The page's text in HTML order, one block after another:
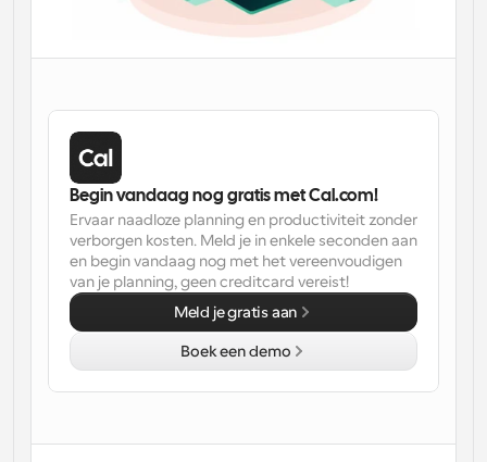
Instant Vergaderingen
Ontmoet cliënten binnen enkele minuten
Boek naadloos vergaderingen met meerdere mensen
Webhooks
Ontvang een melding wanneer er iets gebeurt
Begin vandaag nog gratis met Cal.com!
Ervaar naadloze planning en productiviteit zonder
verborgen kosten. Meld je in enkele seconden aan
en begin vandaag nog met het vereenvoudigen
van je planning, geen creditcard vereist!
Meld je gratis aan
Boek een demo